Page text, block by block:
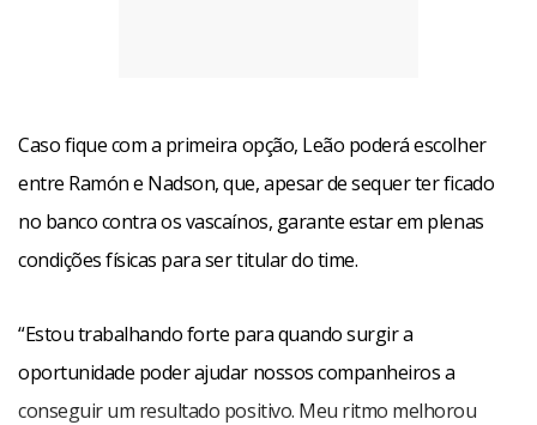
Caso fique com a primeira opção, Leão poderá escolher
entre Ramón e Nadson, que, apesar de sequer ter ficado
no banco contra os vascaínos, garante estar em plenas
condições físicas para ser titular do time.
“Estou trabalhando forte para quando surgir a
oportunidade poder ajudar nossos companheiros a
conseguir um resultado positivo. Meu ritmo melhorou